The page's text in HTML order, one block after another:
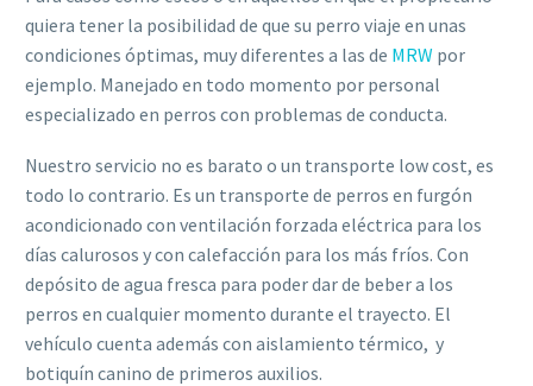
quiera tener la posibilidad de que su perro viaje en unas
condiciones óptimas, muy diferentes a las de MRW por
ejemplo. Manejado en todo momento por personal
especializado en perros con problemas de conducta.
Nuestro servicio no es barato o un transporte low cost, es
todo lo contrario. Es un transporte de perros en furgón
acondicionado con ventilación forzada eléctrica para los
días calurosos y con calefacción para los más fríos. Con
depósito de agua fresca para poder dar de beber a los
perros en cualquier momento durante el trayecto. El
vehículo cuenta además con aislamiento térmico, y
botiquín canino de primeros auxilios.